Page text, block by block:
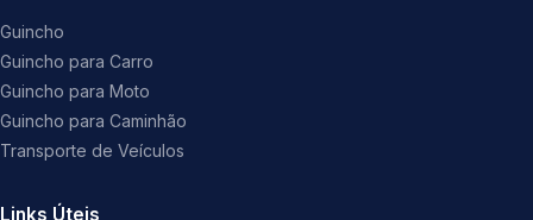
Guincho
Guincho para Carro
Guincho para Moto
Guincho para Caminhão
Transporte de Veículos
Links Úteis